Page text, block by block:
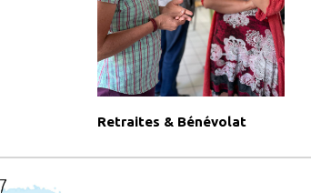
Retraites & Bénévolat